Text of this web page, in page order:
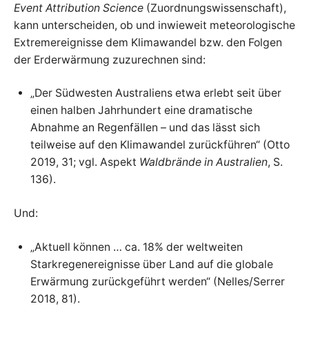
Event Attribution Science (Zuordnungswissenschaft),
kann unterscheiden, ob und inwieweit meteorologische
Extremereignisse dem Klimawandel bzw. den Folgen
der Erderwärmung zuzurechnen sind:
„Der Südwesten Australiens etwa erlebt seit über
einen halben Jahrhundert eine dramatische
Abnahme an Regenfällen – und das lässt sich
teilweise auf den Klimawandel zurückführen“ (Otto
2019, 31; vgl. Aspekt Waldbrände in Australien, S.
136).
Und:
„Aktuell können … ca. 18% der weltweiten
Starkregenereignisse über Land auf die globale
Erwärmung zurückgeführt werden“ (Nelles/Serrer
2018, 81).